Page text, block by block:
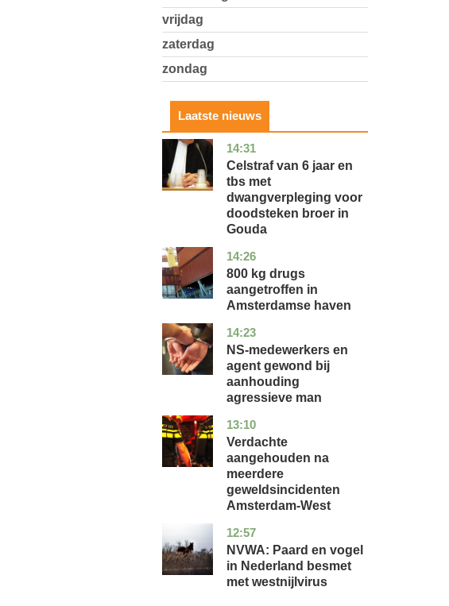
vrijdag
zaterdag
zondag
Laatste nieuws
14:31
zuid-
holland
nieuws
Celstraf van 6 jaar en
tbs met
dwangverpleging voor
doodsteken broer in
Gouda
14:26
noord-
holland
nieuws
800 kg drugs
aangetroffen in
Amsterdamse haven
14:23
flevoland
nieuws
NS-medewerkers en
agent gewond bij
aanhouding
agressieve man
13:10
noord-
holland
nieuws
Verdachte
aangehouden na
meerdere
geweldsincidenten
Amsterdam-West
12:57
utrecht
nieuws
NVWA: Paard en vogel
in Nederland besmet
met westnijlvirus